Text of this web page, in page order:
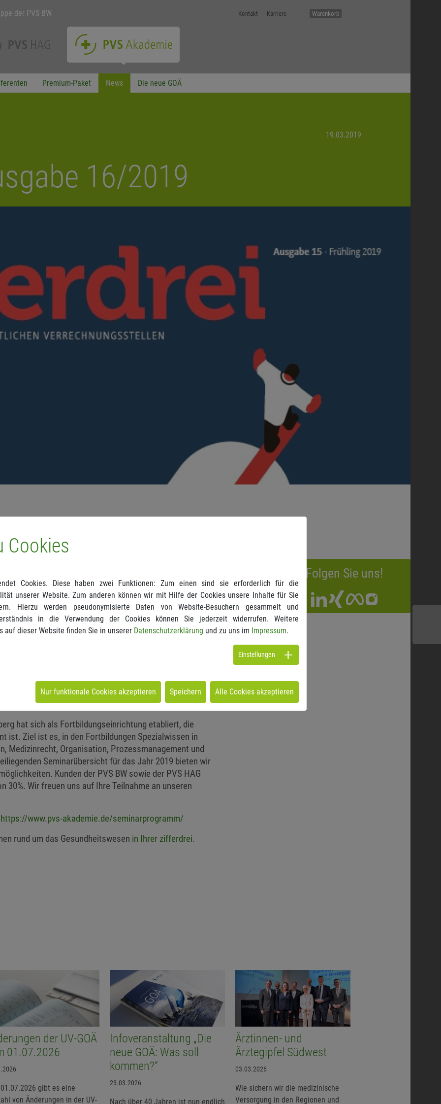
Kontakt Karriere Warenkorb
der PVS BW
Premium-Paket News Die neue GOÄ
19.03.2019
16/2019
2019 ist da. Viele spannende Themen erwarten Sie in
Sie (auf) sich – Wege zu mehr Arztgesundheit“.
mein Wohlergehen und meine Fähigkeiten achten, um
zu können“, heißt es im Genfer Gelöbnis. Studien
neigen, sich selbst hintanzustellen. Schluss damit,
Lesen Sie in dieser Ausgabe, was für Ihre Gesundheit
im besten Falle kräftig zu vermehren – das haben die
überlassen. Nun gibt es für alle, die sich an
einmal unglückliche Erfahrungen auf dem
Trend. Die „Geld-Roboter“ kommen, die Finanzberater
versprechen mehr Vermögen durch weniger Emotion.
sein. Aber stimmt das wirklich?
hat sich als Fortbildungseinrichtung etabliert, die
ist. Ziel ist es, in den Fortbildungen Spezialwissen in
Medizinrecht, Organisation, Prozessmanagement und
Seminarübersicht für das Jahr 2019 bieten wir
Kunden der PVS BW sowie der PVS HAG
30%. Wir freuen uns auf Ihre Teilnahme an unseren
https://www.pvs-akademie.de/seminarprogramm/
rund um das Gesundheitswesen in Ihrer zifferdrei.
Folgen Sie uns!
der UV-GOÄ
01.07.2026
gibt es eine
von Änderungen in der UV-
Infoveranstaltung „Die
neue GOÄ: Was soll
kommen?“
23.03.2026
Nach über 40 Jahren ist nun endlich
Ärztinnen- und
Ärztegipfel Südwest
03.03.2026
Wie sichern wir die medizinische
Versorgung in den Regionen und
Cookies
Cookies. Diese haben zwei Funktionen: Zum einen sind sie erforderlich für die
unserer Website. Zum anderen können wir mit Hilfe der Cookies unsere Inhalte für Sie
Hierzu werden pseudonymisierte Daten von Website-Besuchern gesammelt und
in die Verwendung der Cookies können Sie jederzeit widerrufen. Weitere
auf dieser Website finden Sie in unserer Datenschutzerklärung und zu uns im Impressum.
Einstellungen
Nur funktionale Cookies akzeptieren Speichern Alle Cookies akzeptieren